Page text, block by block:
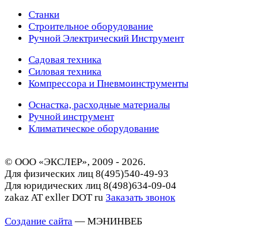
Станки
Строительное оборудование
Ручной Электрический Инструмент
Садовая техника
Силовая техника
Компрессора и Пневмоинструменты
Оснастка, расходные материалы
Ручной инструмент
Климатическое оборудование
© ООО «ЭКСЛЕР», 2009 - 2026.
Для физических лиц 8(495)540-49-93
Для юридических лиц 8(498)634-09-04
zakaz AT exller DOT ru Заказать звонок
Создание сайта — МЭНИНВЕБ